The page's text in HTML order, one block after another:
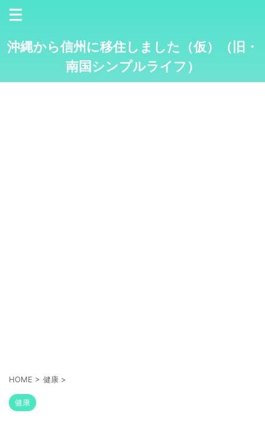
沖縄から信州に移住しました（仮）（旧・
南国シンプルライフ）
HOME > 健康 >
健康